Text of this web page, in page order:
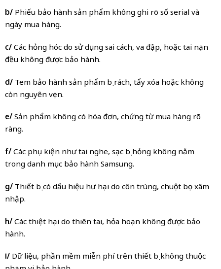
b/Phiếu bảo hành sản phẩm không ghi rõ số serial và
ngày mua hàng.
c/Các hỏng hóc do sử dụng sai cách, va đập, hoặc tai nạn
đều không được bảo hành.
d/Tem bảo hành sản phẩm bị rách, tẩy xóa hoặc không
còn nguyên vẹn.
e/Sản phẩm không có hóa đơn, chứng từ mua hàng rõ
ràng.
f/Các phụ kiện như tai nghe, sạc bị hỏng không nằm
trong danh mục bảo hành Samsung.
g/Thiết bị có dấu hiệu hư hại do côn trùng, chuột bọ xâm
nhập.
h/Các thiệt hại do thiên tai, hỏa hoạn không được bảo
hành.
i/Dữ liệu, phần mềm miễn phí trên thiết bị không thuộc